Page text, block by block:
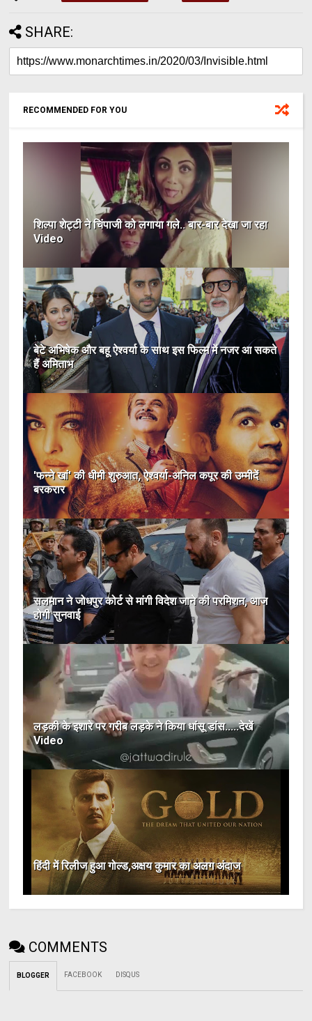
SHARE:
RECOMMENDED FOR YOU
शिल्पा शेट्टी ने चिंपाजी को लगाया गले.. बार-बार देखा जा रहा
Video
बेटे अभिषेक और बहू ऐश्वर्या के साथ इस फिल्म में नजर आ सकते
हैं अमिताभ
'फन्ने खां' की धीमी शुरुआत, ऐश्वर्या-अनिल कपूर की उम्मीदें
बरकरार
सलमान ने जोधपुर कोर्ट से मांगी विदेश जाने की परमिशन, आज
होगी सुनवाई
लड़की के इशारे पर गरीब लड़के ने किया धांसू डांस.....देखें
Video
हिंदी में रिलीज हुआ गोल्ड,अक्षय कुमार का अलग अंदाज
COMMENTS
BLOGGER FACEBOOK DISQUS